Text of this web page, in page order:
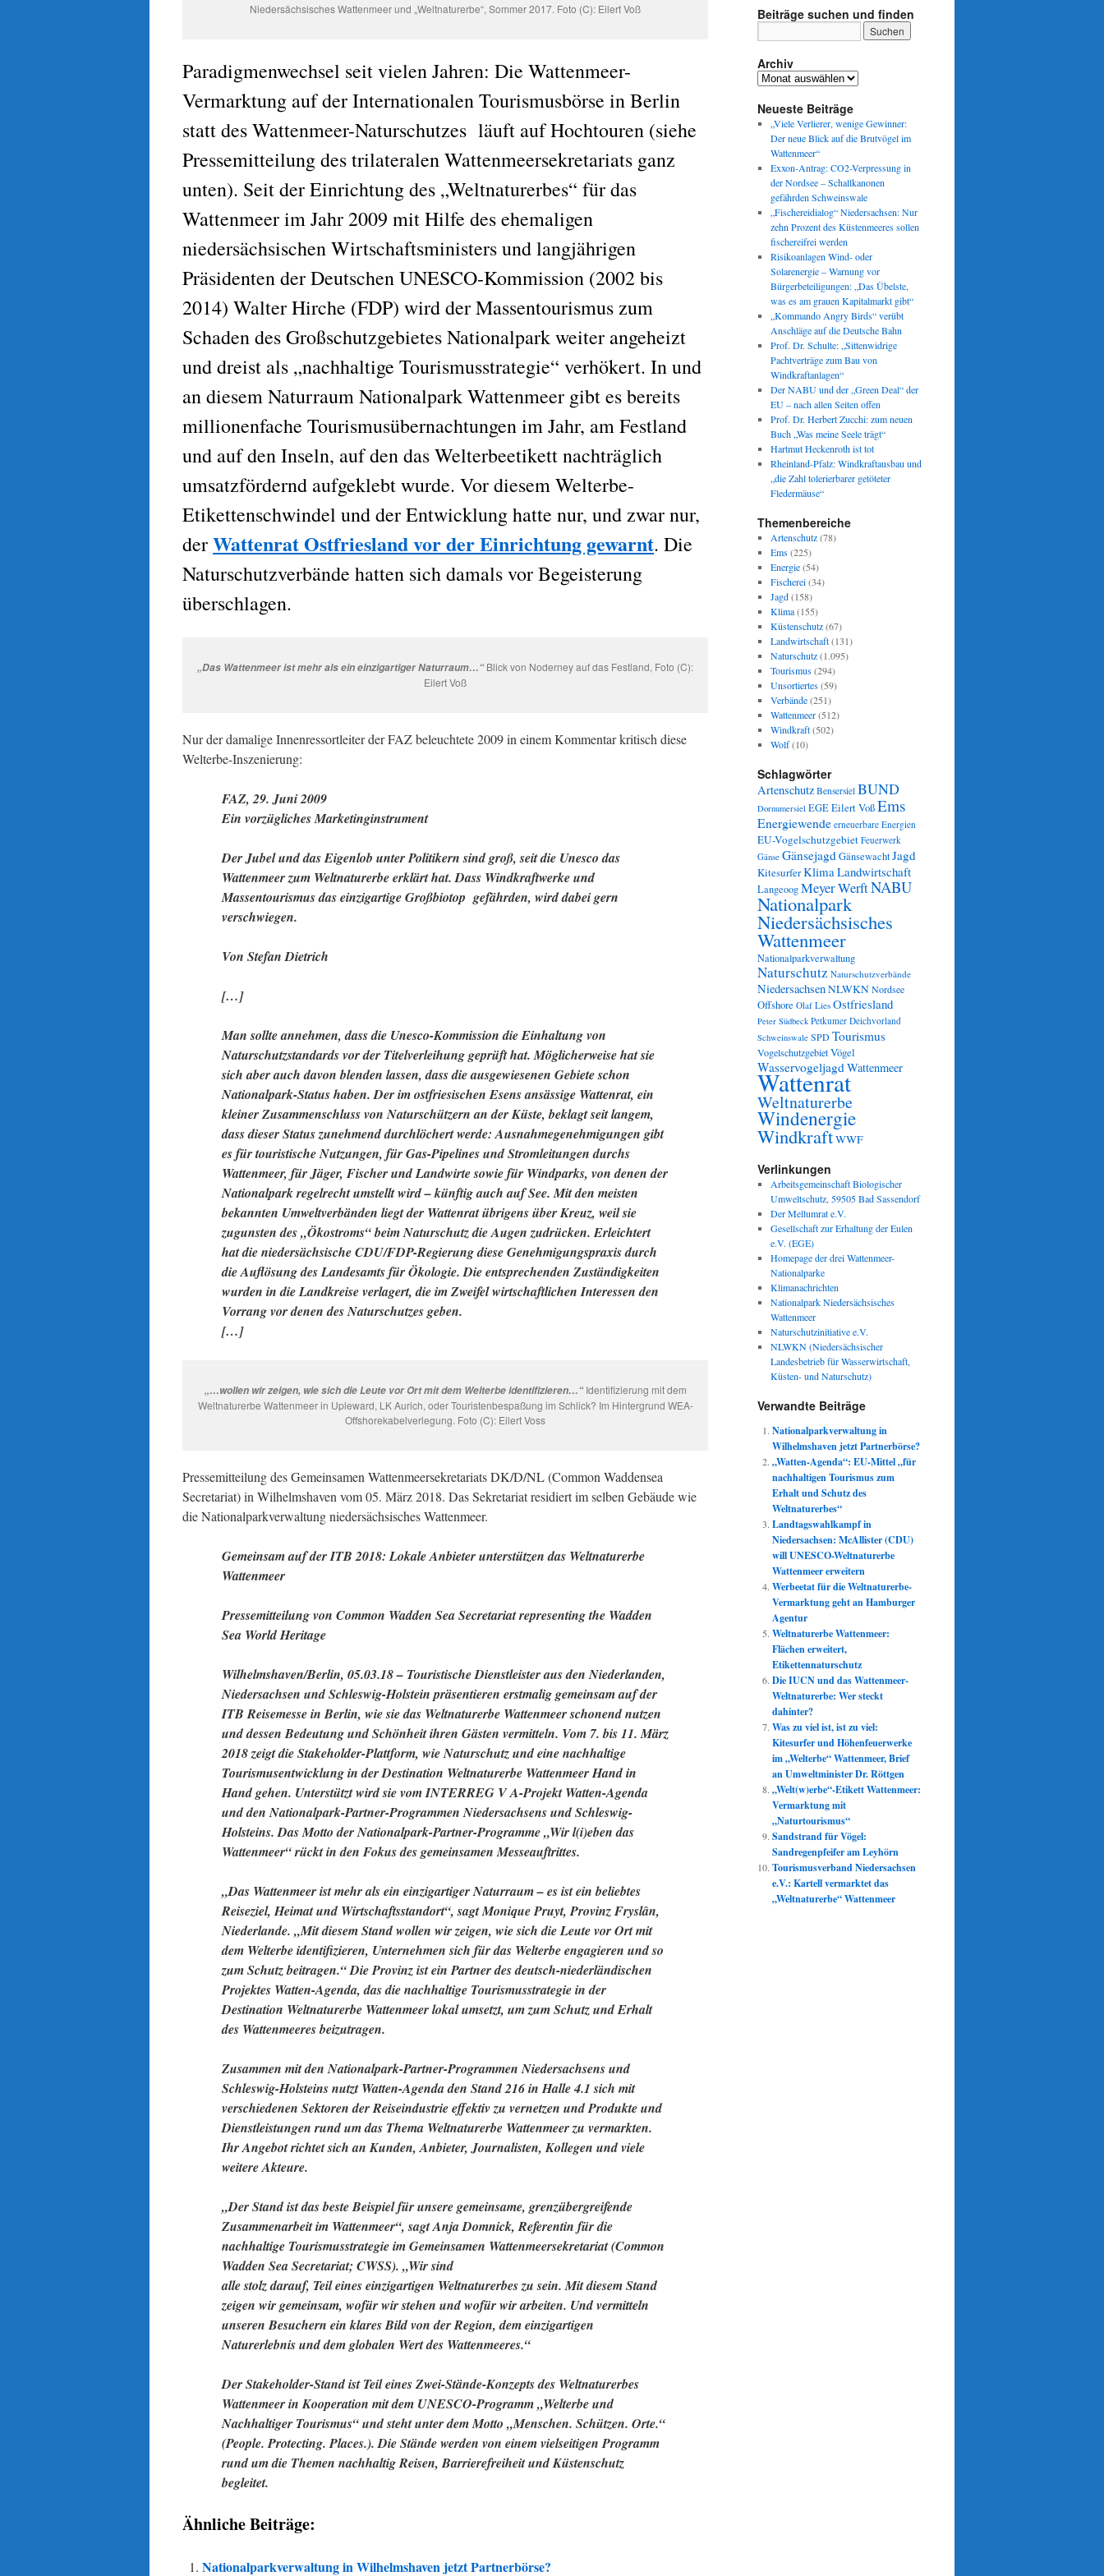
Niedersächsisches Wattenmeer und „Weltnaturerbe“, Sommer 2017. Foto (C): Eilert Voß
Paradigmenwechsel seit vielen Jahren: Die Wattenmeer-
Vermarktung auf der Internationalen Tourismusbörse in Berlin
statt des Wattenmeer-Naturschutzes läuft auf Hochtouren (siehe
Pressemitteilung des trilateralen Wattenmeersekretariats ganz
unten). Seit der Einrichtung des „Weltnaturerbes“ für das
Wattenmeer im Jahr 2009 mit Hilfe des ehemaligen
niedersächsischen Wirtschaftsministers und langjährigen
Präsidenten der Deutschen UNESCO-Kommission (2002 bis
2014) Walter Hirche (FDP) wird der Massentourismus zum
Schaden des Großschutzgebietes Nationalpark weiter angeheizt
und dreist als „nachhaltige Tourismusstrategie“ verhökert. In und
an diesem Naturraum Nationalpark Wattenmeer gibt es bereits
millionenfache Tourismusübernachtungen im Jahr, am Festland
und auf den Inseln, auf den das Welterbeetikett nachträglich
umsatzfördernd aufgeklebt wurde. Vor diesem Welterbe-
Etikettenschwindel und der Entwicklung hatte nur, und zwar nur,
derWattenrat Ostfriesland vor der Einrichtung gewarnt. Die
Naturschutzverbände hatten sich damals vor Begeisterung
überschlagen.
„Das Wattenmeer ist mehr als ein einzigartiger Naturraum…“Blick von Noderney auf das Festland, Foto (C):
Eilert Voß
Nur der damalige Innenressortleiter der FAZ beleuchtete 2009 in einem Kommentar kritisch diese
Welterbe-Inszenierung:
FAZ, 29. Juni 2009
Ein vorzügliches Marketinginstrument
Der Jubel und das Eigenlob unter Politikern sind groß, seit die Unesco das
Wattenmeer zum Weltnaturerbe erklärt hat. Dass Windkraftwerke und
Massentourismus das einzigartige Großbiotop gefährden, wird dabei gern
verschwiegen.
Von Stefan Dietrich
[…]
Man sollte annehmen, dass die Unesco-Kommission die Einhaltung von
Naturschutzstandards vor der Titelverleihung geprüft hat. Möglicherweise hat sie
sich aber auch davon blenden lassen, dass die ausgewiesenen Gebiete schon
Nationalpark-Status haben. Der im ostfriesischen Esens ansässige Wattenrat, ein
kleiner Zusammenschluss von Naturschützern an der Küste, beklagt seit langem,
dass dieser Status zunehmend durchlöchert werde: Ausnahmegenehmigungen gibt
es für touristische Nutzungen, für Gas-Pipelines und Stromleitungen durchs
Wattenmeer, für Jäger, Fischer und Landwirte sowie für Windparks, von denen der
Nationalpark regelrecht umstellt wird – künftig auch auf See. Mit den meisten
bekannten Umweltverbänden liegt der Wattenratübrigens über Kreuz, weil sie
zugunsten des „Ökostroms“ beim Naturschutz die Augen zudrücken. Erleichtert
hat die niedersächsische CDU/FDP-Regierung diese Genehmigungspraxis durch
die Auflösung des Landesamts für Ökologie. Die entsprechenden Zuständigkeiten
wurden in die Landkreise verlagert, die im Zweifel wirtschaftlichen Interessen den
Vorrang vor denen des Naturschutzes geben.
[…]
„…wollen wir zeigen, wie sich die Leute vor Ort mit dem Welterbe identifizieren…“Identifizierung mit dem
Weltnaturerbe Wattenmeer in Upleward, LK Aurich, oder Touristenbespaßung im Schlick? Im Hintergrund WEA-
Offshorekabelverlegung. Foto (C): Eilert Voss
Pressemitteilung des Gemeinsamen Wattenmeersekretariats DK/D/NL (Common Waddensea
Secretariat) in Wilhelmshaven vom 05. März 2018. Das Sekretariat residiert im selben Gebäude wie
die Nationalparkverwaltung niedersächsisches Wattenmeer.
Gemeinsam auf der ITB 2018: Lokale Anbieter unterstützen das Weltnaturerbe
Wattenmeer
Pressemitteilung von Common Wadden Sea Secretariat representing the Wadden
Sea World Heritage
Wilhelmshaven/Berlin, 05.03.18 – Touristische Dienstleister aus den Niederlanden,
Niedersachsen und Schleswig-Holstein präsentieren erstmalig gemeinsam auf der
ITB Reisemesse in Berlin, wie sie das Weltnaturerbe Wattenmeer schonend nutzen
und dessen Bedeutung und Schönheit ihren Gästen vermitteln. Vom 7. bis 11. März
2018 zeigt die Stakeholder-Plattform, wie Naturschutz und eine nachhaltige
Tourismusentwicklung in der Destination Weltnaturerbe Wattenmeer Hand in
Hand gehen. Unterstützt wird sie vom INTERREG V A-Projekt Watten-Agenda
und den Nationalpark-Partner-Programmen Niedersachsens und Schleswig-
Holsteins. Das Motto der Nationalpark-Partner-Programme „Wir l(i)eben das
Wattenmeer“ rückt in den Fokus des gemeinsamen Messeauftrittes.
„Das Wattenmeer ist mehr als ein einzigartiger Naturraum – es ist ein beliebtes
Reiseziel, Heimat und Wirtschaftsstandort“, sagt Monique Pruyt, Provinz Fryslân,
Niederlande. „Mit diesem Stand wollen wir zeigen, wie sich die Leute vor Ort mit
dem Welterbe identifizieren, Unternehmen sich für das Welterbe engagieren und so
zum Schutz beitragen.“ Die Provinz ist ein Partner des deutsch-niederländischen
Projektes Watten-Agenda, das die nachhaltige Tourismusstrategie in der
Destination Weltnaturerbe Wattenmeer lokal umsetzt, um zum Schutz und Erhalt
des Wattenmeeres beizutragen.
Zusammen mit den Nationalpark-Partner-Programmen Niedersachsens und
Schleswig-Holsteins nutzt Watten-Agenda den Stand 216 in Halle 4.1 sich mit
verschiedenen Sektoren der Reiseindustrie effektiv zu vernetzen und Produkte und
Dienstleistungen rund um das Thema Weltnaturerbe Wattenmeer zu vermarkten.
Ihr Angebot richtet sich an Kunden, Anbieter, Journalisten, Kollegen und viele
weitere Akteure.
„Der Stand ist das beste Beispiel für unsere gemeinsame, grenzübergreifende
Zusammenarbeit im Wattenmeer“, sagt Anja Domnick, Referentin für die
nachhaltige Tourismusstrategie im Gemeinsamen Wattenmeersekretariat (Common
Wadden Sea Secretariat; CWSS). „Wir sind
alle stolz darauf, Teil eines einzigartigen Weltnaturerbes zu sein. Mit diesem Stand
zeigen wir gemeinsam, wofür wir stehen und wofür wir arbeiten. Und vermitteln
unseren Besuchern ein klares Bild von der Region, dem einzigartigen
Naturerlebnis und dem globalen Wert des Wattenmeeres.“
Der Stakeholder-Stand ist Teil eines Zwei-Stände-Konzepts des Weltnaturerbes
Wattenmeer in Kooperation mit dem UNESCO-Programm „Welterbe und
Nachhaltiger Tourismus“ und steht unter dem Motto „Menschen. Schützen. Orte.“
(People. Protecting. Places.). Die Stände werden von einem vielseitigen Programm
rund um die Themen nachhaltig Reisen, Barrierefreiheit und Küstenschutz
begleitet.
Ähnliche Beiträge:
Nationalparkverwaltung in Wilhelmshaven jetzt Partnerbörse?
Beiträge suchen und finden
Archiv
Archiv
Neueste Beiträge
„Viele Verlierer, wenige Gewinner:
Der neue Blick auf die Brutvögel im
Wattenmeer“
Exxon-Antrag: CO2-Verpressung in
der Nordsee – Schallkanonen
gefährden Schweinswale
„Fischereidialog“ Niedersachsen: Nur
zehn Prozent des Küstenmeeres sollen
fischereifrei werden
Risikoanlagen Wind- oder
Solarenergie – Warnung vor
Bürgerbeteiligungen: „Das Übelste,
was es am grauen Kapitalmarkt gibt“
„Kommando Angry Birds“ verübt
Anschläge auf die Deutsche Bahn
Prof. Dr. Schulte: „Sittenwidrige
Pachtverträge zum Bau von
Windkraftanlagen“
Der NABU und der „Green Deal“ der
EU – nach allen Seiten offen
Prof. Dr. Herbert Zucchi: zum neuen
Buch „Was meine Seele trägt“
Hartmut Heckenroth ist tot
Rheinland-Pfalz: Windkraftausbau und
„die Zahl tolerierbarer getöteter
Fledermäuse“
Themenbereiche
Artenschutz(78)
Ems(225)
Energie(54)
Fischerei(34)
Jagd(158)
Klima(155)
Küstenschutz(67)
Landwirtschaft(131)
Naturschutz(1.095)
Tourismus(294)
Unsortiertes(59)
Verbände(251)
Wattenmeer(512)
Windkraft(502)
Wolf(10)
Schlagwörter
Artenschutz Bensersiel BUND
Dornumersiel EGEEilert VoßEms
Energiewende erneuerbare Energien
EU-Vogelschutzgebiet Feuerwerk
Gänse GänsejagdGänsewachtJagd
KitesurferKlimaLandwirtschaft
LangeoogMeyer WerftNABU
Nationalpark
Niedersächsisches
Wattenmeer
Nationalparkverwaltung
Naturschutz Naturschutzverbände
NiedersachsenNLWKNNordsee
Offshore Olaf Lies Ostfriesland
Peter Südbeck Petkumer Deichvorland
Schweinswale SPDTourismus
VogelschutzgebietVögel
WasservogeljagdWattenmeer
Wattenrat
Weltnaturerbe
Windenergie
WindkraftWWF
Verlinkungen
Arbeitsgemeinschaft Biologischer
Umweltschutz, 59505 Bad Sassendorf
Der Mellumrat e.V.
Gesellschaft zur Erhaltung der Eulen
e.V. (EGE)
Homepage der drei Wattenmeer-
Nationalparke
Klimanachrichten
Nationalpark Niedersächsisches
Wattenmeer
Naturschutzinitiative e.V.
NLWKN (Niedersächsischer
Landesbetrieb für Wasserwirtschaft,
Küsten- und Naturschutz)
Verwandte Beiträge
Nationalparkverwaltung in
Wilhelmshaven jetzt Partnerbörse?
„Watten-Agenda“: EU-Mittel „für
nachhaltigen Tourismus zum
Erhalt und Schutz des
Weltnaturerbes“
Landtagswahlkampf in
Niedersachsen: McAllister (CDU)
will UNESCO-Weltnaturerbe
Wattenmeer erweitern
Werbeetat für die Weltnaturerbe-
Vermarktung geht an Hamburger
Agentur
Weltnaturerbe Wattenmeer:
Flächen erweitert,
Etikettennaturschutz
Die IUCN und das Wattenmeer-
Weltnaturerbe: Wer steckt
dahinter?
Was zu viel ist, ist zu viel:
Kitesurfer und Höhenfeuerwerke
im „Welterbe“ Wattenmeer, Brief
an Umweltminister Dr. Röttgen
„Welt(w)erbe“-Etikett Wattenmeer:
Vermarktung mit
„Naturtourismus“
Sandstrand für Vögel:
Sandregenpfeifer am Leyhörn
Tourismusverband Niedersachsen
e.V.: Kartell vermarktet das
„Weltnaturerbe“ Wattenmeer